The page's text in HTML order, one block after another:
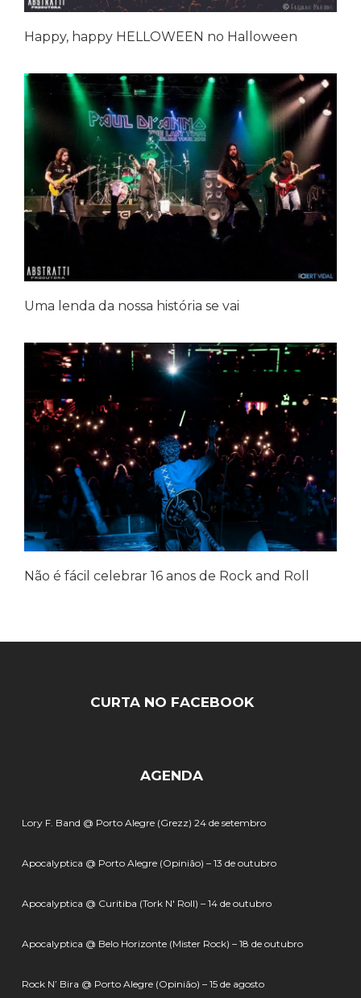
Happy, happy HELLOWEEN no Halloween
Uma lenda da nossa história se vai
Não é fácil celebrar 16 anos de Rock and Roll
CURTA NO FACEBOOK
AGENDA
Lory F. Band @ Porto Alegre (Grezz) 24 de setembro
Apocalyptica @ Porto Alegre (Opinião) – 13 de outubro
Apocalyptica @ Curitiba (Tork N' Roll) – 14 de outubro
Apocalyptica @ Belo Horizonte (Mister Rock) – 18 de outubro
Rock N’ Bira @ Porto Alegre (Opinião) – 15 de agosto